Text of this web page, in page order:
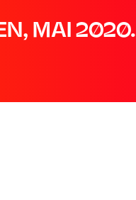
MAI 2020.